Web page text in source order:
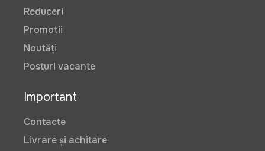
Reduceri
Promotii
Noutăți
Posturi vacante
Important
Contacte
Livrare și achitare